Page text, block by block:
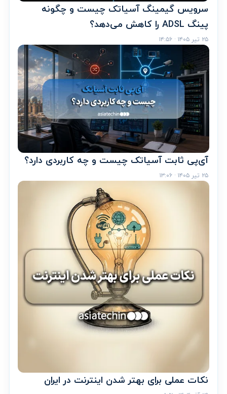
سرویس گیمینگ آسیاتک چیست و چگونه
پینگ ADSL را کاهش می‌دهد؟
۲۵ تیر ۱۴۰۵ · ۱۴:۵۶
آی‌پی ثابت آسیاتک چیست و چه کاربردی دارد؟
۲۵ تیر ۱۴۰۵ · ۱۳:۰۶
نکات عملی برای بهتر شدن اینترنت در ایران